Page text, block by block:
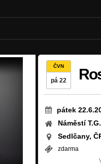
ČVN
pá 22
pátek
Náměstí
Sedlčany,
zdarma